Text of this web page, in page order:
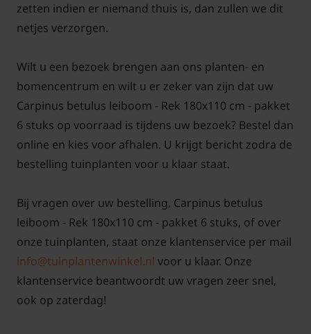
zetten indien er niemand thuis is, dan zullen we dit
netjes verzorgen.
Wilt u een bezoek brengen aan ons planten- en
bomencentrum en wilt u er zeker van zijn dat uw
Carpinus betulus leiboom - Rek 180x110 cm - pakket
6 stuks op voorraad is tijdens uw bezoek? Bestel dan
online en kies voor afhalen. U krijgt bericht zodra de
bestelling tuinplanten voor u klaar staat.
Bij vragen over uw bestelling, Carpinus betulus
leiboom - Rek 180x110 cm - pakket 6 stuks, of over
onze tuinplanten, staat onze klantenservice per mail
info@tuinplantenwinkel.nl voor u klaar. Onze
klantenservice beantwoordt uw vragen zeer snel,
ook op zaterdag!